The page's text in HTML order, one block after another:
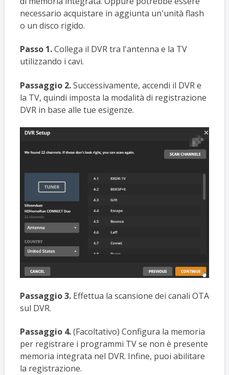
necessario acquistare in aggiunta un'unità flash
o un disco rigido.
Passo 1.Collega il DVR tra l'antenna e la TV
utilizzando i cavi.
Passaggio 2.Successivamente, accendi il DVR e
la TV, quindi imposta la modalità di registrazione
DVR in base alle tue esigenze.
Passaggio 3.Effettua la scansione dei canali OTA
sul DVR.
Passaggio 4.(Facoltativo) Configura la memoria
per registrare i programmi TV se non è presente
memoria integrata nel DVR. Infine, puoi abilitare
la registrazione.